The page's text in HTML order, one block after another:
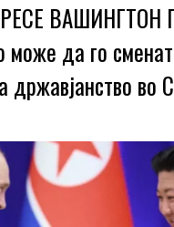
ВАШИНГТОН
може да го сменат
државјанство во